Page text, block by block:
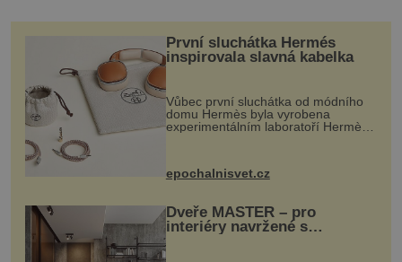
První sluchátka Hermés
inspirovala slavná kabelka
Vůbec první sluchátka od módního
domu Hermès byla vyrobena
experimentálním laboratoří Hermès
kovový...
epochalnisvet.cz
Dveře MASTER – pro
interiéry navržené s
rozumem i vášní!